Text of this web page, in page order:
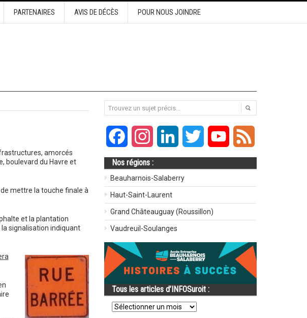
PARTENAIRES AVIS DE DÉCÈS POUR NOUS JOINDRE
amorcés
boulevard du Havre et
mettre la touche finale à
et la plantation
signalisation indiquant
FacebookInstagramLinkedIn Twitter YouTube
Nos régions :
Beauharnois-Salaberry
Haut-Saint-Laurent
Grand Châteauguay (Roussillon)
Vaudreuil-Soulanges
Tous les articles d’INFOSuroit :
Tous
les